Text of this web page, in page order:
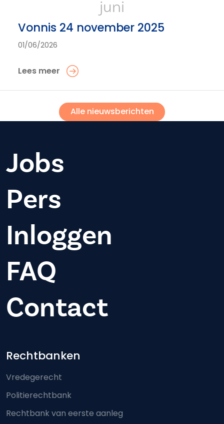
juni
Vonnis 24 november 2025
01/06/2026
Lees meer
Alle nieuwsberichten
Jobs
Pers
Inloggen
FAQ
Contact
Footer-menu
Rechtbanken
Vredegerecht
Politierechtbank
Rechtbank van eerste aanleg